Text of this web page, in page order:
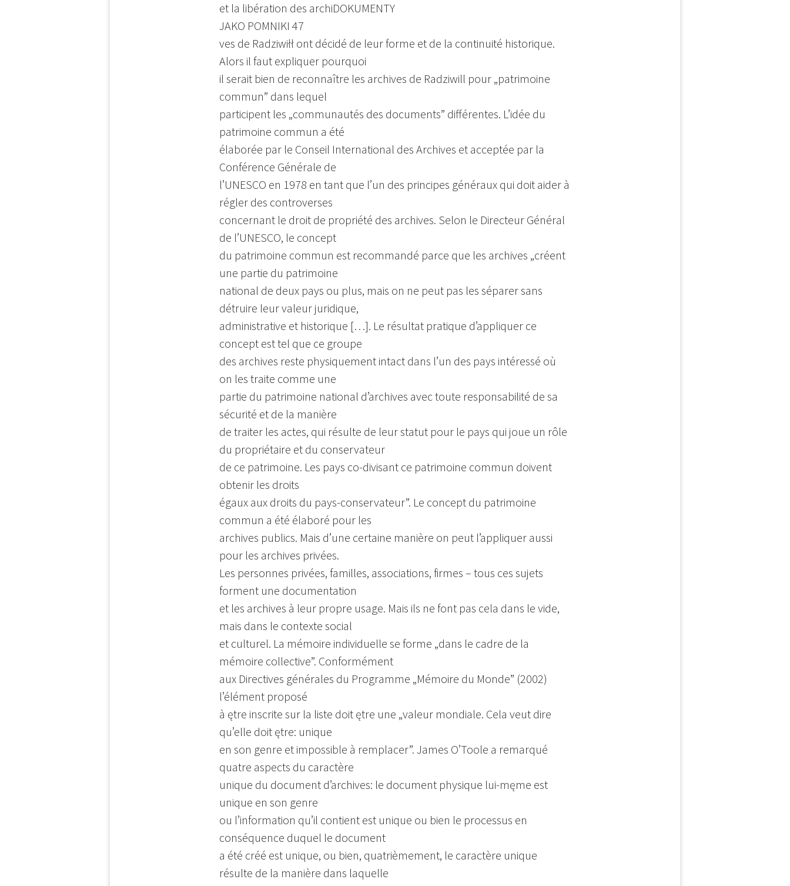
et la libération des archiDOKUMENTY
JAKO POMNIKI 47
ves de Radziwiłł ont décidé de leur forme et de la continuité historique.
Alors il faut expliquer pourquoi
il serait bien de reconnaître les archives de Radziwill pour „patrimoine
commun” dans lequel
participent les „communautés des documents” différentes. L’idée du
patrimoine commun a été
élaborée par le Conseil International des Archives et acceptée par la
Conférence Générale de
l’UNESCO en 1978 en tant que l’un des principes généraux qui doit aider à
régler des controverses
concernant le droit de propriété des archives. Selon le Directeur Général
de l’UNESCO, le concept
du patrimoine commun est recommandé parce que les archives „créent
une partie du patrimoine
national de deux pays ou plus, mais on ne peut pas les séparer sans
détruire leur valeur juridique,
administrative et historique […]. Le résultat pratique d’appliquer ce
concept est tel que ce groupe
des archives reste physiquement intact dans l’un des pays intéressé où
on les traite comme une
partie du patrimoine national d’archives avec toute responsabilité de sa
sécurité et de la manière
de traiter les actes, qui résulte de leur statut pour le pays qui joue un rôle
du propriétaire et du conservateur
de ce patrimoine. Les pays co-divisant ce patrimoine commun doivent
obtenir les droits
égaux aux droits du pays-conservateur”. Le concept du patrimoine
commun a été élaboré pour les
archives publics. Mais d’une certaine manière on peut l’appliquer aussi
pour les archives privées.
Les personnes privées, familles, associations, firmes – tous ces sujets
forment une documentation
et les archives à leur propre usage. Mais ils ne font pas cela dans le vide,
mais dans le contexte social
et culturel. La mémoire individuelle se forme „dans le cadre de la
mémoire collective”. Conformément
aux Directives générales du Programme „Mémoire du Monde” (2002)
l’élément proposé
à ętre inscrite sur la liste doit ętre une „valeur mondiale. Cela veut dire
qu’elle doit ętre: unique
en son genre et impossible à remplacer”. James O’Toole a remarqué
quatre aspects du caractère
unique du document d’archives: le document physique lui-męme est
unique en son genre
ou l’information qu’il contient est unique ou bien le processus en
conséquence duquel le document
a été créé est unique, ou bien, quatrièmement, le caractère unique
résulte de la manière dans laquelle